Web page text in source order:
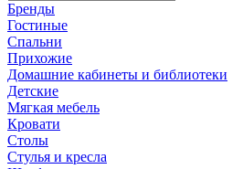
Бренды
Гостиные
Спальни
Прихожие
Домашние кабинеты и библиотеки
Детские
Мягкая мебель
Кровати
Столы
Стулья и кресла